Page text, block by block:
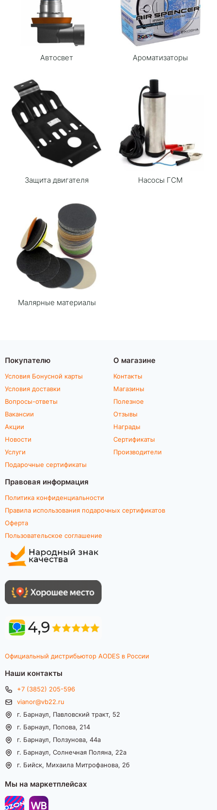
Автосвет Ароматизаторы
Защита двигателя Насосы ГСМ
Малярные материалы
Покупателю
Условия Бонусной карты
Условия доставки
Вопросы-ответы
Вакансии
Акции
Новости
Услуги
Подарочные сертификаты
О магазине
Контакты
Магазины
Полезное
Отзывы
Награды
Сертификаты
Производители
Правовая информация
Политика конфиденциальности
Правила использования подарочных сертификатов
Оферта
Пользовательское соглашение
Официальный дистрибьютор AODES в России
Наши контакты
+7 (3852) 205-596
vianor@vb22.ru
г. Барнаул, Павловский тракт, 52
г. Барнаул, Попова, 214
г. Барнаул, Ползунова, 44а
г. Барнаул, Солнечная Поляна, 22а
г. Бийск, Михаила Митрофанова, 2б
Мы на маркетплейсах